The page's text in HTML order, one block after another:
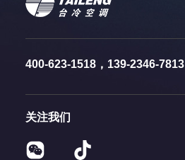
400-623-1518，139-2346-7813
关注我们